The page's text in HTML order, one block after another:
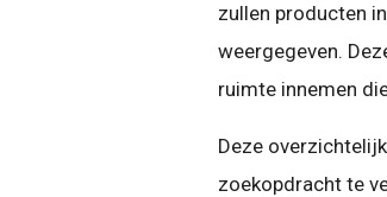
zullen producten
weergegeven.
ruimte innemen
Deze
zoekopdracht te